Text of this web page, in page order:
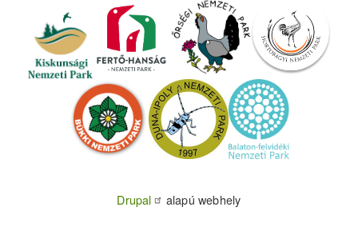
Drupal alapú webhely